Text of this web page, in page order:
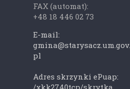
FAX (automat):
+48 18 446 02 73
E-mail:
gmina@starysacz.um.gov.
pl
Adres skrzynki ePuap:
/xkk2740tcp/skrytka